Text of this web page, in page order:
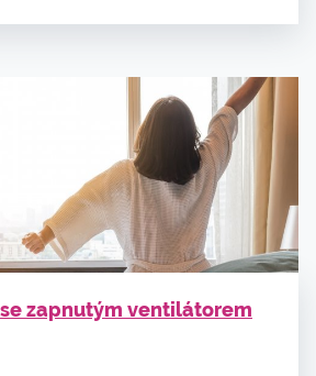
zapnutým ventilátorem